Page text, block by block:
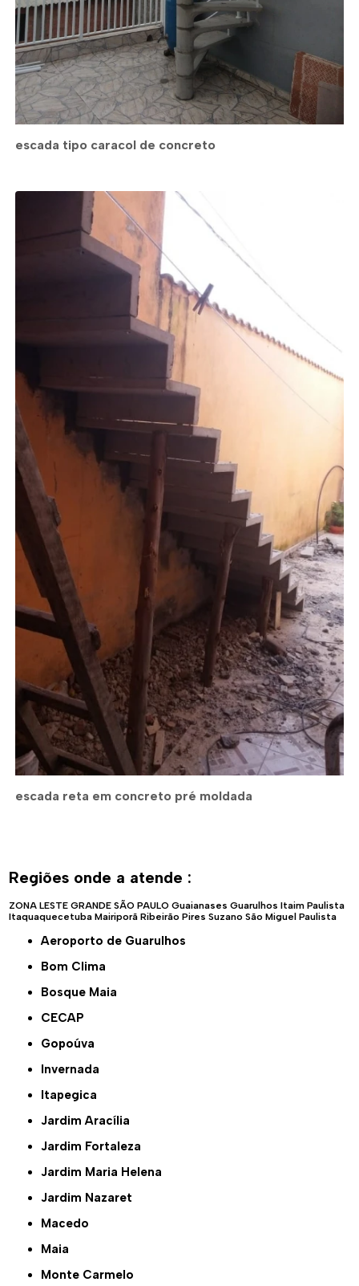
escada tipo caracol de concreto
escada reta em concreto pré moldada
Regiões onde a atende :
ZONA LESTE GRANDE SÃO PAULO Guaianases Guarulhos Itaim Paulista
Itaquaquecetuba Mairiporã Ribeirão Pires Suzano São Miguel Paulista
Aeroporto de Guarulhos
Bom Clima
Bosque Maia
CECAP
Gopoúva
Invernada
Itapegica
Jardim Aracília
Jardim Fortaleza
Jardim Maria Helena
Jardim Nazaret
Macedo
Maia
Monte Carmelo